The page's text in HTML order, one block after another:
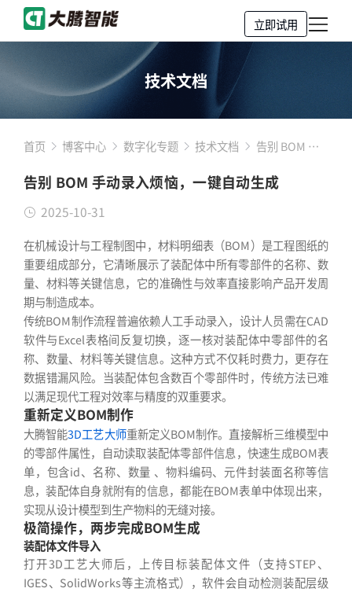
立即试用
技术文档
首页 博客中心 数字化专题 技术文档
告别 BOM 手
一键自动生成
告别 BOM 手动录入烦恼，一键自动生成
2025-10-31
在机械设计与工程制图中，材料明细表（BOM）是工程图纸的
重要组成部分，它清晰展示了装配体中所有零部件的名称、数
量、材料等关键信息，它的准确性与效率直接影响产品开发周
期与制造成本。
传统BOM制作流程普遍依赖人工手动录入，设计人员需在CAD
软件与Excel表格间反复切换，逐一核对装配体中零部件的名
称、数量、材料等关键信息。这种方式不仅耗时费力，更存在
数据错漏风险。当装配体包含数百个零部件时，传统方法已难
以满足现代工程对效率与精度的双重要求。
重新定义BOM制作
大腾智能3D工艺大师重新定义BOM制作。直接解析三维模型中
的零部件属性，自动读取装配体零部件信息，快速生成BOM表
单，包含id、名称、数量 、物料编码、元件封装面名称等信
息，装配体自身就附有的信息，都能在BOM表单中体现出来，
实现从设计模型到生产物料的无缝对接。
极简操作，两步完成BOM生成
装配体文件导入
打开3D工艺大师后，上传目标装配体文件（支持STEP、
IGES、SolidWorks等主流格式），软件会自动检测装配层级